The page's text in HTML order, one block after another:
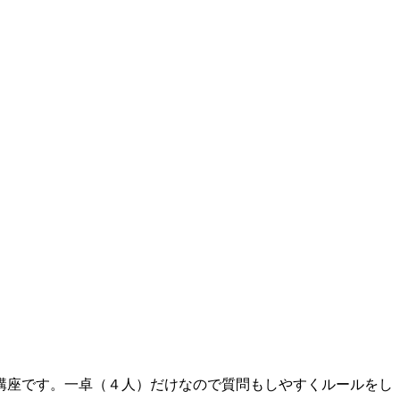
です。一卓（４人）だけなので質問もしやすくルールをし